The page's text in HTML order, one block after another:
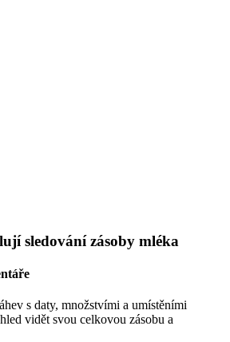
sledování zásoby mléka
s daty, množstvími a umístěními
vidět svou celkovou zásobu a